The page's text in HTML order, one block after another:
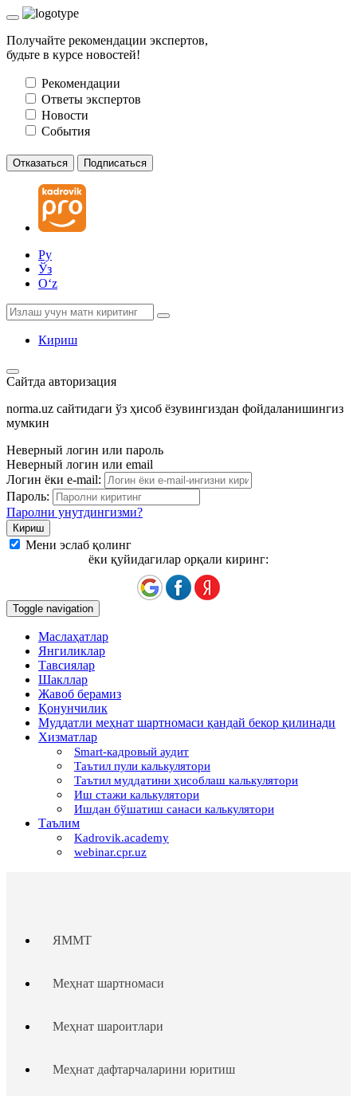
Получайте рекомендации экспертов,
будьте в курсе новостей!
Рекомендации
Ответы экспертов
Новости
События
Отказаться Подписаться
Ру
Ўз
Oʻz
Кириш
Сайтда авторизация
norma.uz сайтидаги ўз ҳисоб ёзувингиздан фойдаланишингиз
мумкин
Неверный логин или пароль
Неверный логин или email
Логин ёки e-mail:
Пароль:
Паролни унутдингизми?
Мени эслаб қолинг
ёки қуйидагилар орқали киринг:
Toggle navigation
Маслаҳатлар
Янгиликлар
Тавсиялар
Шакллар
Жавоб берамиз
Қонунчилик
Муддатли меҳнат шартномаси қандай бекор қилинади
Хизматлар
Smart-кадровый аудит
Таътил пули калькулятори
Таътил муддатини ҳисоблаш калькулятори
Иш стажи калькулятори
Ишдан бўшатиш санаси калькулятори
Таълим
Kadrovik.academy
webinar.cpr.uz
ЯММТ
Меҳнат шартномаси
Меҳнат шароитлари
Меҳнат дафтарчаларини юритиш